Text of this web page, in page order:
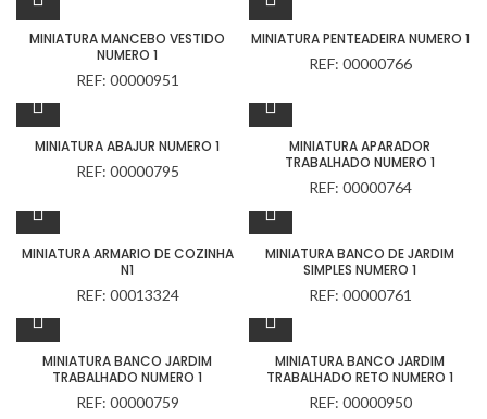
MINIATURA MANCEBO VESTIDO
NUMERO 1
REF: 00000951
MINIATURA PENTEADEIRA NUMERO 1
REF: 00000766
MINIATURA ABAJUR NUMERO 1
REF: 00000795
MINIATURA APARADOR
TRABALHADO NUMERO 1
REF: 00000764
MINIATURA ARMARIO DE COZINHA
N1
REF: 00013324
MINIATURA BANCO DE JARDIM
SIMPLES NUMERO 1
REF: 00000761
MINIATURA BANCO JARDIM
TRABALHADO NUMERO 1
REF: 00000759
MINIATURA BANCO JARDIM
TRABALHADO RETO NUMERO 1
REF: 00000950